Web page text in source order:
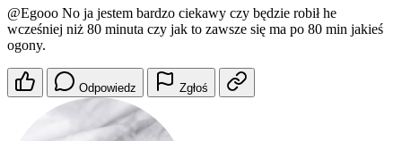
@Egooo No ja jestem bardzo ciekawy czy będzie robił he
wcześniej niż 80 minuta czy jak to zawsze się ma po 80 min jakieś
ogony.
Odpowiedz Zgłoś